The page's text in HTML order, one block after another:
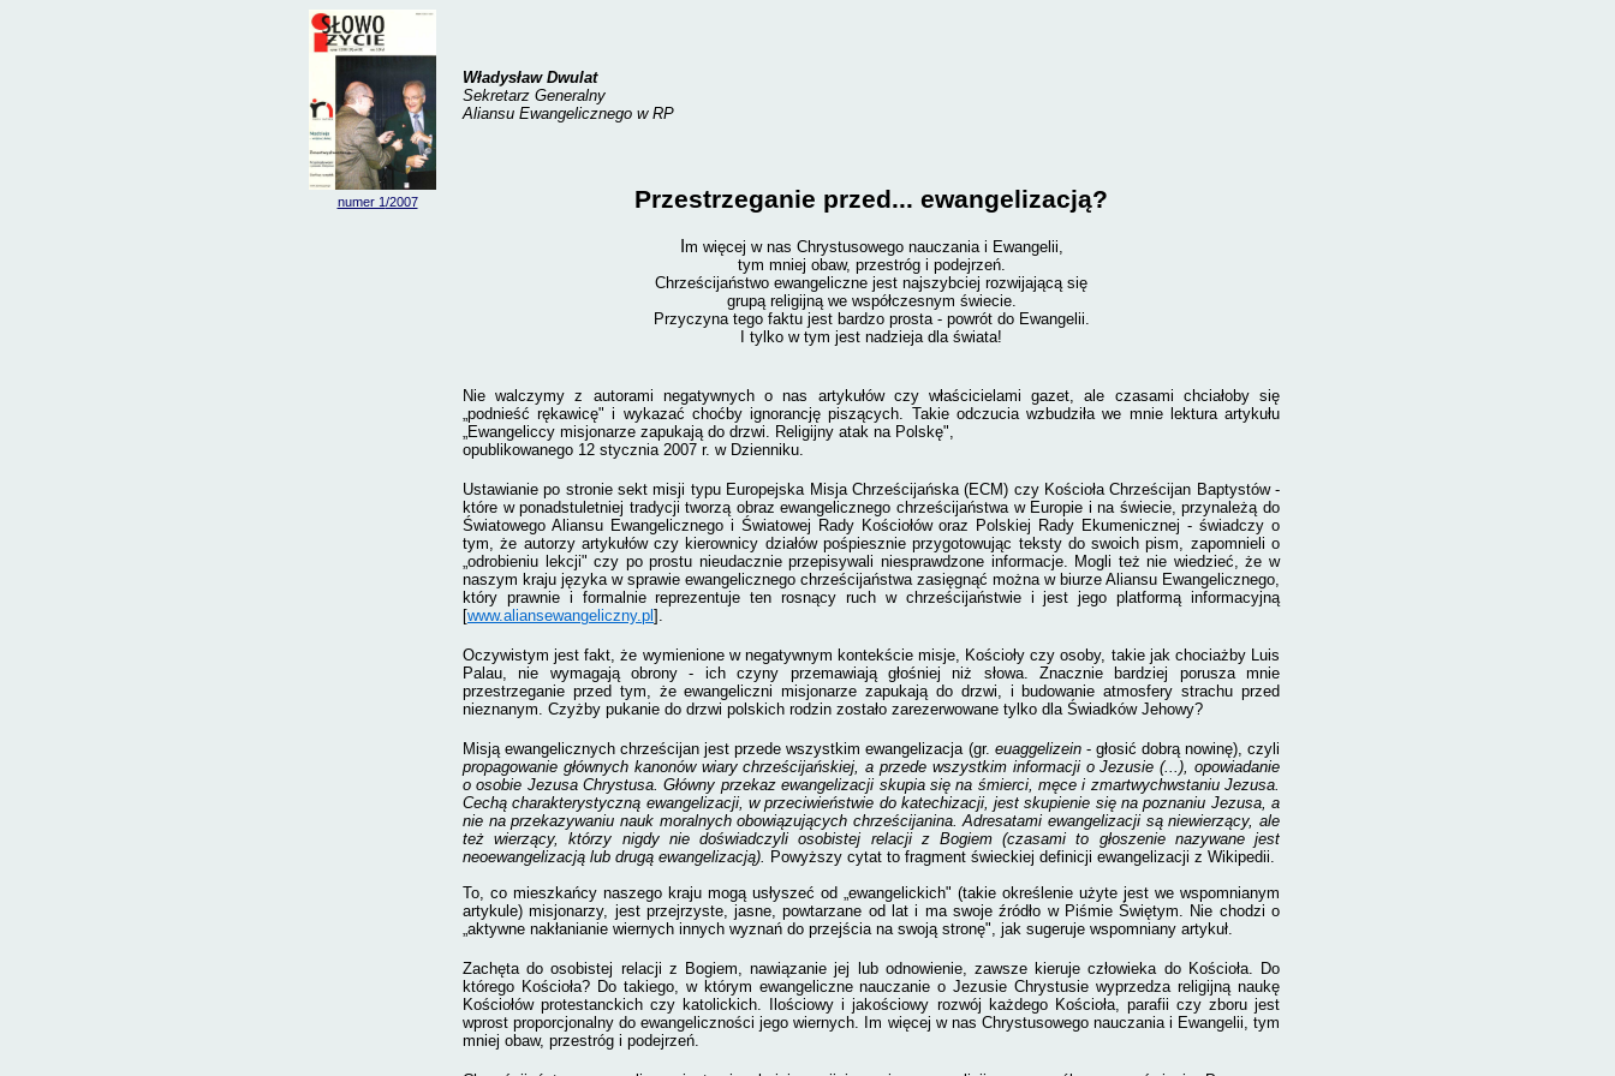
numer 1/2007
Władysław Dwulat
Sekretarz Generalny
Aliansu Ewangelicznego w RP
Przestrzeganie przed... ewangelizacją?
m więcej w nas Chrystusowego nauczania i Ewangelii,
tym mniej obaw, przestróg i podejrzeń.
Chrześcijaństwo ewangeliczne jest najszybciej rozwijającą się
grupą religijną we współczesnym świecie.
Przyczyna tego faktu jest bardzo prosta - powrót do Ewangelii.
I tylko w tym jest nadzieja dla świata!
Nie walczymy z autorami negatywnych o nas artykułów czy właścicielami gazet, ale czasami chciałoby się
„podnieść rękawicę" i wykazać choćby ignorancję piszących. Takie odczucia wzbudziła we mnie lektura artykułu
„Ewangeliccy misjonarze zapukają do drzwi. Religijny atak na Polskę",
opublikowanego 12 stycznia 2007 r. w Dzienniku.
Ustawianie po stronie sekt misji typu Europejska Misja Chrześcijańska (ECM) czy Kościoła Chrześcijan Baptystów -
które w ponadstuletniej tradycji tworzą obraz ewangelicznego chrześcijaństwa w Europie i na świecie, przynależą do
Światowego Aliansu Ewangelicznego i Światowej Rady Kościołów oraz Polskiej Rady Ekumenicznej - świadczy o
tym, że autorzy artykułów czy kierownicy działów pośpiesznie przygotowując teksty do swoich pism, zapomnieli o
„odrobieniu lekcji" czy po prostu nieudacznie przepisywali niesprawdzone informacje. Mogli też nie wiedzieć, że w
naszym kraju języka w sprawie ewangelicznego chrześcijaństwa zasięgnąć można w biurze Aliansu Ewangelicznego,
który prawnie i formalnie reprezentuje ten rosnący ruch w chrześcijaństwie i jest jego platformą informacyjną
[www.aliansewangeliczny.pl ].
Oczywistym jest fakt, że wymienione w negatywnym kontekście misje, Kościoły czy osoby, takie jak chociażby Luis
Palau, nie wymagają obrony - ich czyny przemawiają głośniej niż słowa. Znacznie bardziej porusza mnie
przestrzeganie przed tym, że ewangeliczni misjonarze zapukają do drzwi, i budowanie atmosfery strachu przed
nieznanym. Czyżby pukanie do drzwi polskich rodzin zostało zarezerwowane tylko dla Świadków Jehowy?
Misją ewangelicznych chrześcijan jest przede wszystkim ewangelizacja (gr. euaggelizein- głosić dobrą nowinę), czyli
propagowanie głównych kanonów wiary chrześcijańskiej, a przede wszystkim informacji o Jezusie (...), opowiadanie
o osobie Jezusa Chrystusa. Główny przekaz ewangelizacji skupia się na śmierci, męce i zmartwychwstaniu Jezusa.
Cechą charakterystyczną ewangelizacji, w przeciwieństwie do katechizacji, jest skupienie się na poznaniu Jezusa, a
nie na przekazywaniu nauk moralnych obowiązujących chrześcijanina. Adresatami ewangelizacji są niewierzący, ale
też wierzący, którzy nigdy nie doświadczyli osobistej relacji z Bogiem (czasami to głoszenie nazywane jest
neoewangelizacją lub drugą ewangelizacją). Powyższy cytat to fragment świeckiej definicji ewangelizacji z Wikipedii.
To, co mieszkańcy naszego kraju mogą usłyszeć od „ewangelickich" (takie określenie użyte jest we wspomnianym
artykule) misjonarzy, jest przejrzyste, jasne, powtarzane od lat i ma swoje źródło w Piśmie Świętym. Nie chodzi o
„aktywne nakłanianie wiernych innych wyznań do przejścia na swoją stronę", jak sugeruje wspomniany artykuł.
Zachęta do osobistej relacji z Bogiem, nawiązanie jej lub odnowienie, zawsze kieruje człowieka do Kościoła. Do
którego Kościoła? Do takiego, w którym ewangeliczne nauczanie o Jezusie Chrystusie wyprzedza religijną naukę
Kościołów protestanckich czy katolickich. Ilościowy i jakościowy rozwój każdego Kościoła, parafii czy zboru jest
wprost proporcjonalny do ewangeliczności jego wiernych. Im więcej w nas Chrystusowego nauczania i Ewangelii, tym
mniej obaw, przestróg i podejrzeń.